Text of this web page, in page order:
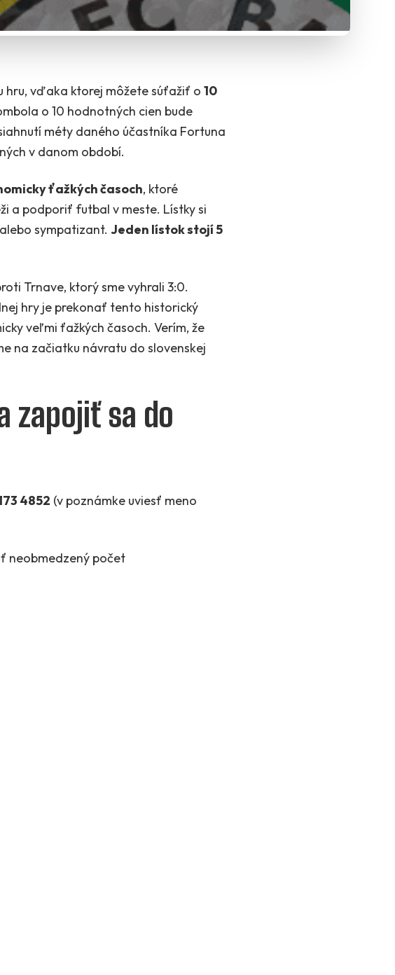
hru, vďaka ktorej môžete súťažiť o 10
o 10 hodnotných cien bude
méty daného účastníka Fortuna
v danom období.
ťažkých časoch, ktoré
a podporiť futbal v meste. Lístky si
sympatizant. Jeden lístok stojí 5
Trnave, ktorý sme vyhrali 3:0.
hry je prekonať tento historický
veľmi ťažkých časoch. Verím, že
na začiatku návratu do slovenskej
zapojiť sa do
4852 (v poznámke uviesť meno
neobmedzený počet